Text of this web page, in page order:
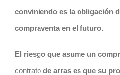
conviniendo es la obligación
compraventa en el futuro.
El riesgoque asume un
contrato de arras es que su